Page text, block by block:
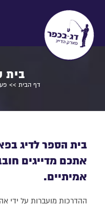
בית
דף הבית >>
בית הספר לדיג
אתכם מדייגים
אמיתיים.
ההדרכות מועברות על ידי